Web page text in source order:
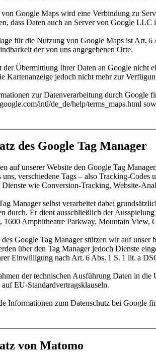
Google Maps wird eine Verbindung zu
dass Daten auch an Server von Google
für die Nutzung von Google Maps ist Art.
der von uns angegebenen Orte.
der Übermittlung Ihrer Daten an Google nicht
Kartenanzeige jedoch nicht mehr zur
zur Datenverarbeitung durch Google
­intl/­de_de/­help/­terms_maps.html
des Google Tag Manager
auf unserer Website den Google Tag
uns, verschiedene Tags – also Tracking-
Dienste wie Conversion-Tracking, Website-
Manager selbst verarbeitet dabei
durch. Er dient ausschließlich der
Amphitheatre Parkway, Mountain View,
Google Tag Manager stützen wir auf unser
über den Tag Manager jedoch Dienste
Einwilligung nach Art. 6 Abs. 1 S. 1 lit. a
der technischen Ausführung Daten in
auf EU-Standardvertragsklauseln.
Informationen zum Datenschutz bei Google
von Matomo